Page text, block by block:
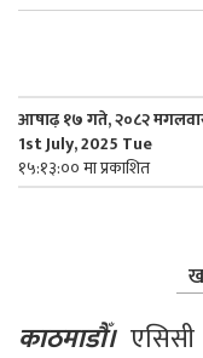
आषाढ़ १७ गते, २०८२
1st July, 2025 Tue
१५:१३:०० मा प्रकाशित
काठमाडौँ। एसिसी